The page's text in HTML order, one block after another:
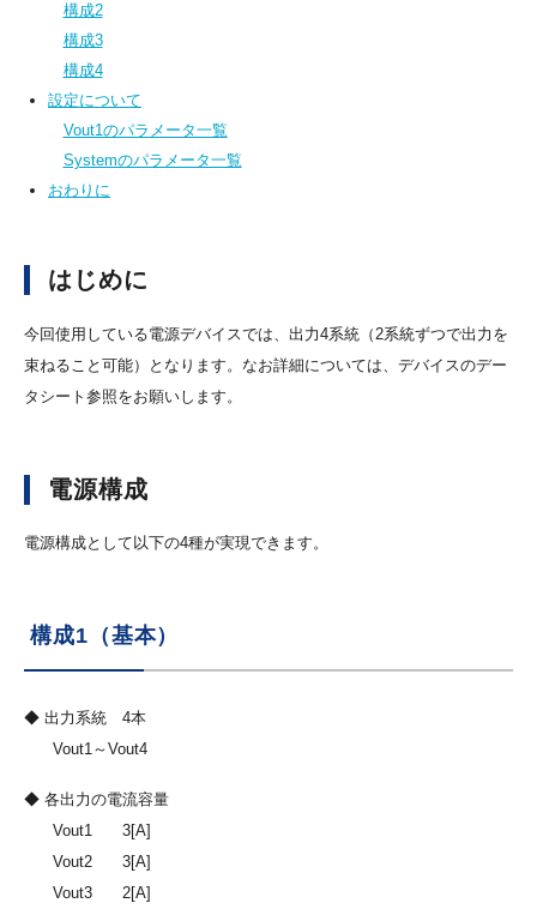
構成2
構成3
構成4
設定について
Vout1のパラメータ一覧
Systemのパラメータ一覧
おわりに
はじめに
今回使用している電源デバイスでは、出力4系統（2系統ずつで出力を
束ねること可能）となります。なお詳細については、デバイスのデー
タシート参照をお願いします。
電源構成
電源構成として以下の4種が実現できます。
構成1（基本）
◆ 出力系統 4本
Vout1～Vout4
◆ 各出力の電流容量
Vout1
3[A]
Vout2
3[A]
Vout3
2[A]